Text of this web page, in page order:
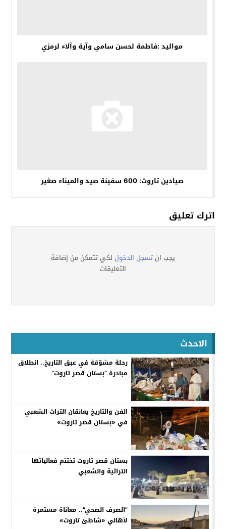
مواليد :فاطمة لحسن سامي وآية وآلاء لرمزي
صيادين تاروت: 600 سفينة صيد والميناء صغير
اترك تعليق
يجب ان تسجل الدخول لكي تتمكن من إضافة
التعليقات
الاحدث
رحلة مشوّقة في عبق التاريخ.. انطلاق
مبادرة “بستان قصر تاروت”
الفن والتاريخ يعانقان التراث الشعبي
في «بستان قصر تاروت»
بستان قصر تاروت تختتم فعالياتها
التراثية والشعبي
”الصرف الصحي“.. معاناة مستمرة
لأهالي «شاطئ تاروت»